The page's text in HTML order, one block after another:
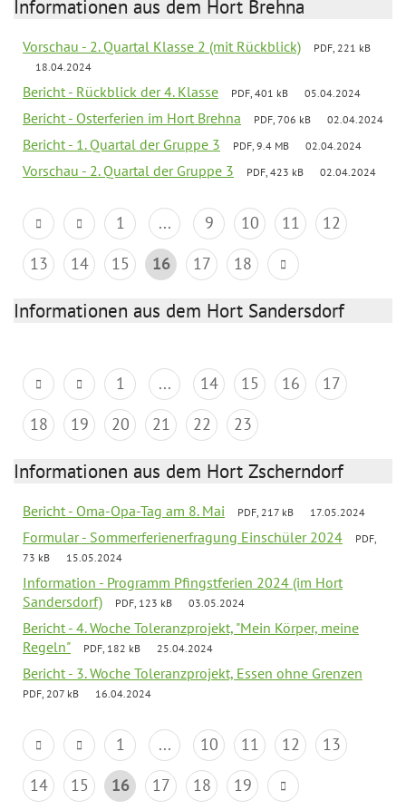
Informationen aus dem Hort Brehna
Vorschau - 2. Quartal Klasse 2 (mit Rückblick)
PDF, 221 kB
18.04.2024
Bericht - Rückblick der 4. Klasse PDF, 401 kB 05.04.2024
Bericht - Osterferien im Hort Brehna PDF, 706 kB 02.04.2024
Bericht - 1. Quartal der Gruppe 3 PDF, 9.4 MB 02.04.2024
Vorschau - 2. Quartal der Gruppe 3 PDF, 423 kB 02.04.2024
1 ... 9 10 11
12
13
14 15 16 17 18
Informationen aus dem Hort Sandersdorf
1 ... 14 15 16
17
18
19 20 21 22 23
Informationen aus dem Hort Zscherndorf
Bericht - Oma-Opa-Tag am 8. Mai PDF, 217 kB 17.05.2024
Formular - Sommerferienerfragung Einschüler 2024
PDF,
73 kB
15.05.2024
Information - Programm Pfingstferien 2024 (im Hort
Sandersdorf)
PDF, 123 kB 03.05.2024
Bericht - 4. Woche Toleranzprojekt, "Mein Körper, meine
Regeln"
PDF, 182 kB 25.04.2024
Bericht - 3. Woche Toleranzprojekt, Essen ohne Grenzen
PDF, 207 kB 16.04.2024
1 ... 10 11 12
13
14
15 16 17 18 19